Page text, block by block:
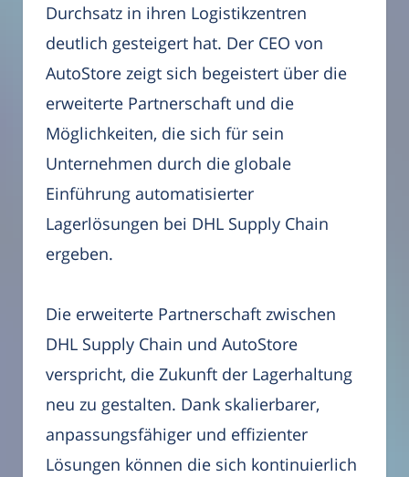
Durchsatz in ihren Logistikzentren
deutlich gesteigert hat. Der CEO von
AutoStore zeigt sich begeistert über die
erweiterte Partnerschaft und die
Möglichkeiten, die sich für sein
Unternehmen durch die globale
Einführung automatisierter
Lagerlösungen bei DHL Supply Chain
ergeben.
Die erweiterte Partnerschaft zwischen
DHL Supply Chain und AutoStore
verspricht, die Zukunft der Lagerhaltung
neu zu gestalten. Dank skalierbarer,
anpassungsfähiger und effizienter
Lösungen können die sich kontinuierlich